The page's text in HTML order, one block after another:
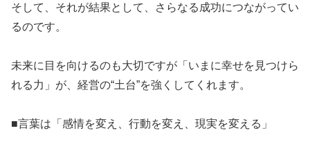
​そして、それが結果として、さらなる成功につながってい
るのです。
​未来に目を向けるのも大切ですが「いまに幸せを見つけら
れる力」が、経営の“土台”を強くしてくれます。
​■言葉は「感情を変え、行動を変え、現実を変える」